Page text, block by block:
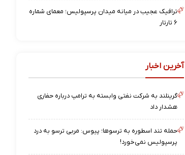
ترافیک عجیب در میانه میدان پرسپولیس؛ معمای شماره
۶ تارتار
آخرین اخبار
گرینلند به شرکت نفتی وابسته به ترامپ درباره حفاری
هشدار داد
حمله تند اسطوره به ترسوها؛ پیوس: مربی ترسو به درد
پرسپولیس نمی‌خورد!